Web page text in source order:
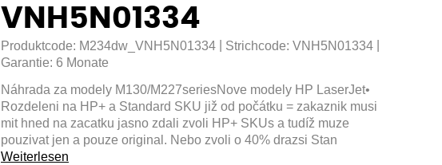
VNH5N01334
Produktcode: M234dw_VNH5N01334 Strichcode: VNH5N01334
Garantie: 6 Monate
Náhrada za modely M130/M227seriesNove modely HP LaserJet•
Rozdeleni na HP+ a Standard SKU již od počátku = zakaznik musi
mit hned na zacatku jasno zdali zvoli HP+ SKUs a tudíž muze
pouzivat jen a pouze original. Nebo zvoli o 40% drazsi Stan
Weiterlesen